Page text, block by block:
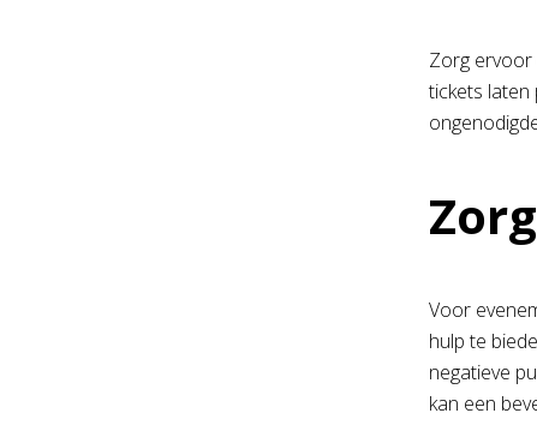
Zorg ervoor
tickets laten
Voor
hulp te
negatieve
kan een